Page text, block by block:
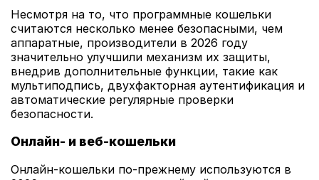
Несмотря на то, что программные кошельки
считаются несколько менее безопасными, чем
аппаратные, производители в 2026 году
значительно улучшили механизм их защиты,
внедрив дополнительные функции, такие как
мультиподпись, двухфакторная аутентификация и
автоматические регулярные проверки
безопасности.
Онлайн- и веб-кошельки
Онлайн-кошельки по-прежнему используются в